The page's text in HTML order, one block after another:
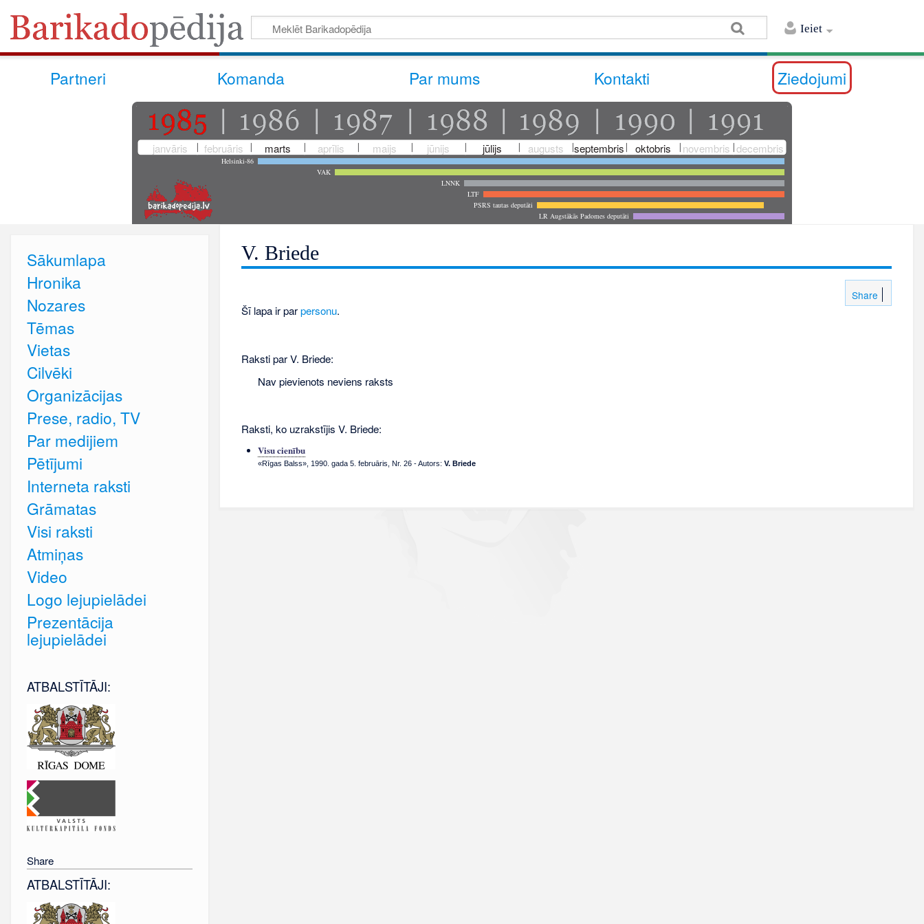
Ieiet
Partneri Komanda Par mums Kontakti Ziedojumi
janvāris februāris marts aprīlis maijs jūnijs jūlijs augusts septembris oktobris novembris decembris
Helsinki-86
VAK
LNNK
LTF
PSRS tautas deputāti
LR Augstākās Padomes deputāti
V. Briede
Share
Šī lapa ir parpersonu.
Raksti par V. Briede:
Nav pievienots neviens raksts
Raksti, ko uzrakstījis V. Briede:
Visu cienību
«Rīgas Balss», 1990. gada 5. februāris, Nr. 26- Autors: V. Briede
Sākumlapa
Hronika
Nozares
Tēmas
Vietas
Cilvēki
Organizācijas
Prese, radio, TV
Par medijiem
Pētījumi
Interneta raksti
Grāmatas
Visi raksti
Atmiņas
Video
Logo lejupielādei
Prezentācija
lejupielādei
ATBALSTĪTĀJI:
Share
ATBALSTĪTĀJI: